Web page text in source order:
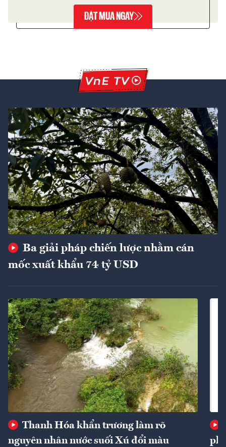
ĐẶT MUA NGAY
Ba giải pháp chiến lược nhằm cán
mốc xuất khẩu 74 tỷ USD
Thanh Hóa khẩn trương làm rõ
nguyên nhân nước suối Xú đổi màu
phí